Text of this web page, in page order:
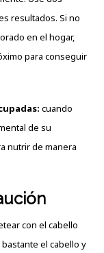
resultados. Si no
en el hogar,
para conseguir
cuando
de su
nutrir de manera
con el cabello
el cabello y